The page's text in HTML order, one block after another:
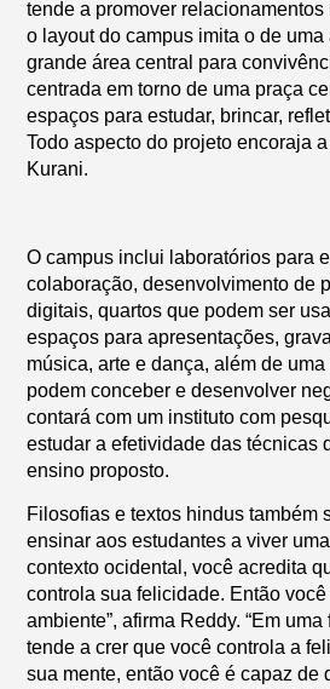
tende a promover relacionamentos
o layout do campus imita o de
grande área central para
centrada em torno de uma praça
espaços para estudar, brincar,
Todo aspecto do projeto encoraja
Kurani.
O campus inclui laboratórios para
colaboração, desenvolvimento de
digitais, quartos que podem ser
espaços para apresentações,
música, arte e dança, além de
podem conceber e desenvolver
contará com um instituto com
estudar a efetividade das técnicas
ensino proposto.
Filosofias e textos hindus também
ensinar aos estudantes a viver
contexto ocidental, você acredita
controla sua felicidade. Então
ambiente”, afirma Reddy. “Em
tende a crer que você controla a
sua mente, então você é capaz de